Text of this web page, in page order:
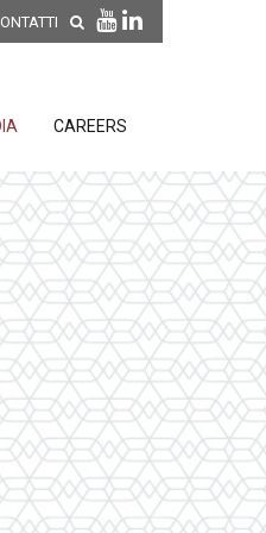
NOVITÀ DI
DI VENDITA E
CAREERS